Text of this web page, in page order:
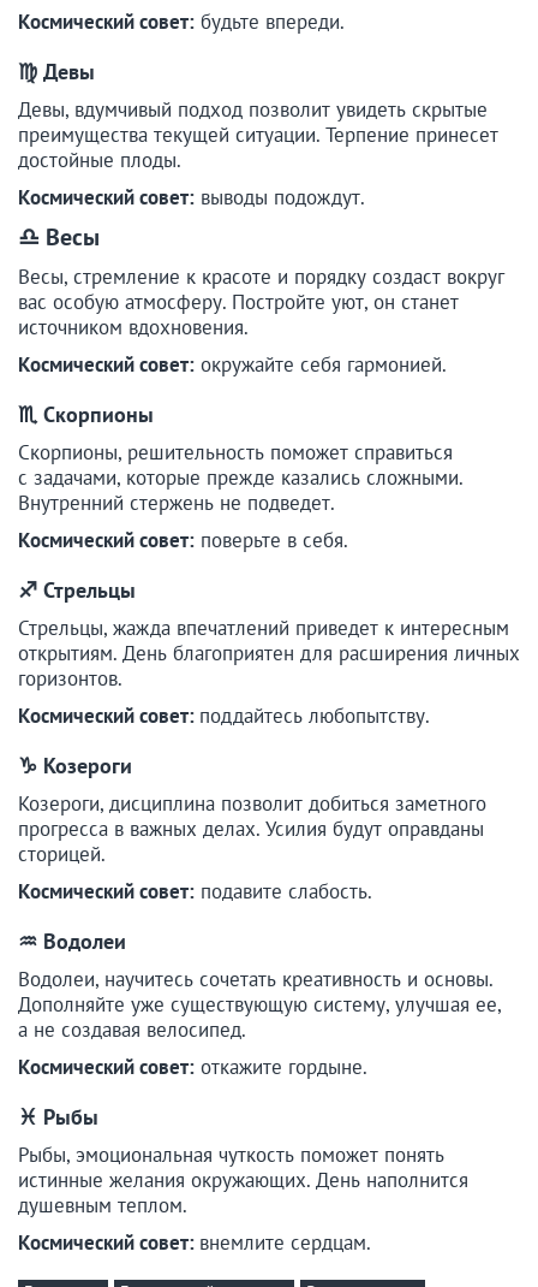
Космический совет: будьте впереди.
♍ Девы
Девы, вдумчивый подход позволит увидеть скрытые
преимущества текущей ситуации. Терпение принесет
достойные плоды.
Космический совет: выводы подождут.
♎ Весы
Весы, стремление к красоте и порядку создаст вокруг
вас особую атмосферу. Постройте уют, он станет
источником вдохновения.
Космический совет: окружайте себя гармонией.
♏ Скорпионы
Скорпионы, решительность поможет справиться
с задачами, которые прежде казались сложными.
Внутренний стержень не подведет.
Космический совет: поверьте в себя.
♐ Стрельцы
Стрельцы, жажда впечатлений приведет к интересным
открытиям. День благоприятен для расширения личных
горизонтов.
Космический совет: поддайтесь любопытству.
♑ Козероги
Козероги, дисциплина позволит добиться заметного
прогресса в важных делах. Усилия будут оправданы
сторицей.
Космический совет: подавите слабость.
♒ Водолеи
Водолеи, научитесь сочетать креативность и основы.
Дополняйте уже существующую систему, улучшая ее,
а не создавая велосипед.
Космический совет: откажите гордыне.
♓ Рыбы
Рыбы, эмоциональная чуткость поможет понять
истинные желания окружающих. День наполнится
душевным теплом.
Космический совет: внемлите сердцам.